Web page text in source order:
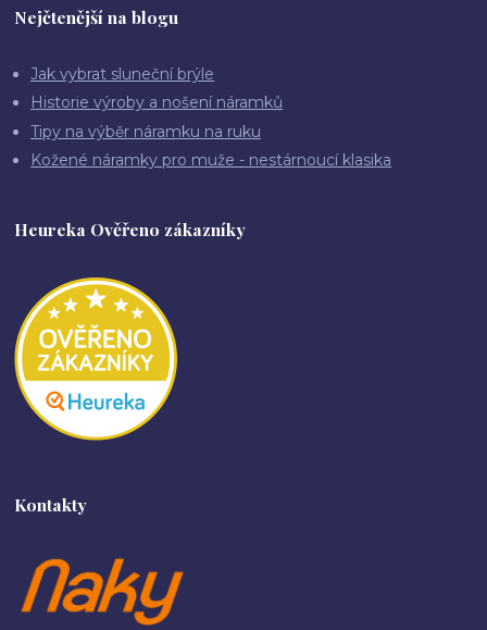
Nejčtenější na blogu
Jak vybrat sluneční brýle
Historie výroby a nošení náramků
Tipy na výběr náramku na ruku
Kožené náramky pro muže - nestárnoucí klasika
Heureka Ověřeno zákazníky
Kontakty